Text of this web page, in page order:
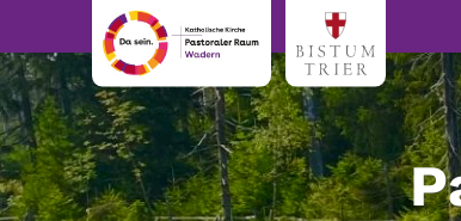
Zum Inhalt springen